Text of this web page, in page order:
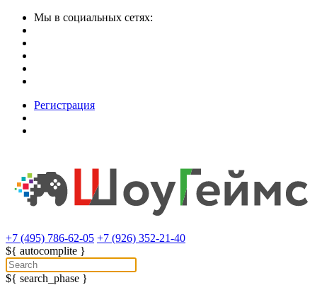
Мы в социальных сетях:
Регистрация
+7 (495) 786-62-05 +7 (926) 352-21-40
${ autocomplite }
${ search_phase }